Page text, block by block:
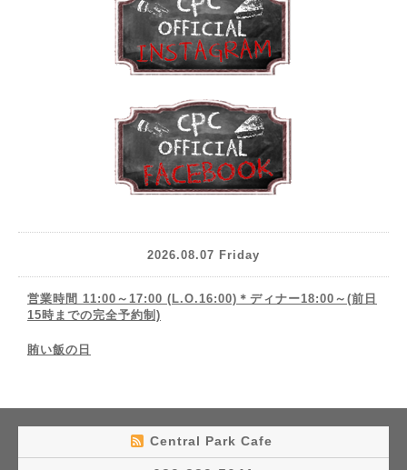
2026.08.07 Friday
営業時間 11:00～17:00 (L.O.16:00)＊ディナー18:00～(前日
15時までの完全予約制)
賄い飯の日
Central Park Cafe